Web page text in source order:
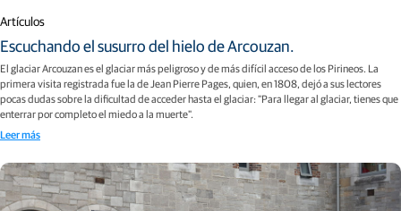
Artículos
Escuchando el susurro del hielo de Arcouzan.
El glaciar Arcouzan es el glaciar más peligroso y de más difícil acceso de los Pirineos. La
primera visita registrada fue la de Jean Pierre Pages, quien, en 1808, dejó a sus lectores
pocas dudas sobre la dificultad de acceder hasta el glaciar: "Para llegar al glaciar, tienes que
enterrar por completo el miedo a la muerte".
Leer más